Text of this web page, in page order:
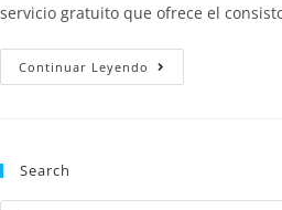
servicio gratuito que ofrece el
Continuar Leyendo
Search